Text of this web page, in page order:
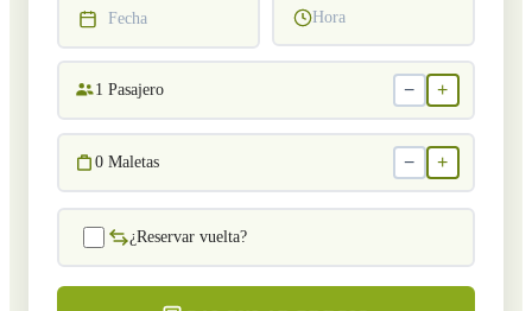
Fecha Hora
1 Pasajero − +
0 Maletas − +
¿Reservar vuelta?